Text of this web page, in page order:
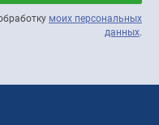
моих персональных
данных.